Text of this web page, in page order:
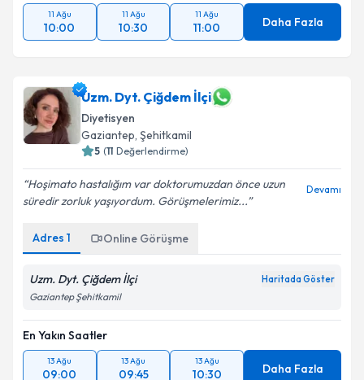
11 Ağu
10:00
11 Ağu
10:30
11 Ağu
11:00 Daha Fazla
Uzm. Dyt. Çiğdem İlçi
Diyetisyen
Gaziantep, Şehitkamil
5 (11 Değerlendirme)
Hoşimato hastalığım var doktorumuzdan önce uzun
süredir zorluk yaşıyordum. Görüşmelerimiz...
Devamı
Adres 1 Online Görüşme
Uzm. Dyt. Çiğdem İlçi Haritada Göster
Gaziantep Şehitkamil
En Yakın Saatler
13 Ağu
09:00
13 Ağu
09:45
13 Ağu
10:30 Daha Fazla